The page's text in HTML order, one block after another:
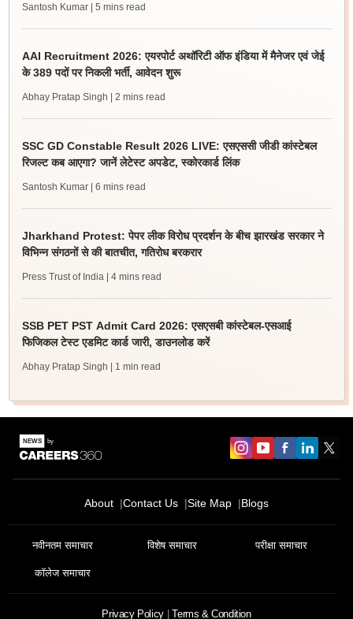
Santosh Kumar | 5 mins read
AAI Recruitment 2026: एयरपोर्ट अथॉरिटी ऑफ इंडिया में मैनेजर एवं जेई
के 389 पदों पर निकली भर्ती, आवेदन शुरू
Abhay Pratap Singh | 2 mins read
SSC GD Constable Result 2026 LIVE: एसएससी जीडी कांस्टेबल
रिजल्ट कब आएगा? जानें लेटेस्ट अपडेट, स्कोरकार्ड लिंक
Santosh Kumar | 6 mins read
Jharkhand Protest: पेपर लीक विरोध प्रदर्शन के बीच झारखंड सरकार ने
विभिन्न संगठनों से की बातचीत, गतिरोध बरकरार
Press Trust of India | 4 mins read
SSB PET PST Admit Card 2026: एसएसबी कांस्टेबल-एसआई
फिजिकल टेस्ट एडमिट कार्ड जारी, डाउनलोड करें
Abhay Pratap Singh | 1 min read
About Contact Us Site Map Blogs
नवीनतम समाचार विशेष समाचार परीक्षा समाचार
कॉलेज समाचार
Privacy Policy Terms & Condition